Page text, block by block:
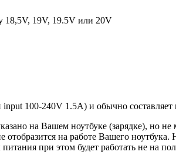
18,5V, 19V, 19.5V или 20V
100-240V 1.5A) и обычно
на Вашем ноутбуке (зарядке), но
на работе Вашего ноутбука.
при этом будет работать не на